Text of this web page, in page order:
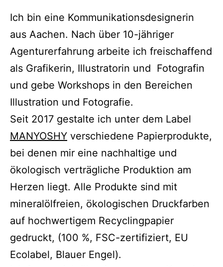
Ich bin eine Kommunikationsdesignerin
aus Aachen. Nach über 10-jähriger
Agenturerfahrung arbeite ich freischaffend
als Grafikerin, Illustratorin und Fotografin
und gebe Workshops in den Bereichen
Illustration und Fotografie.
Seit 2017 gestalte ich unter dem Label
MANYOSHY verschiedene Papierprodukte,
bei denen mir eine nachhaltige und
ökologisch verträgliche Produktion am
Herzen liegt. Alle Produkte sind mit
mineralölfreien, ökologischen Druckfarben
auf hochwertigem Recyclingpapier
gedruckt, (100 %, FSC-zertifiziert, EU
Ecolabel, Blauer Engel).